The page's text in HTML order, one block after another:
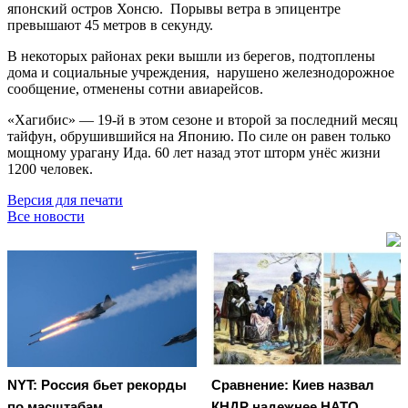
японский остров Хонсю. Порывы ветра в эпицентре
превышают 45 метров в секунду.
В некоторых районах реки вышли из берегов, подтоплены
дома и социальные учреждения, нарушено железнодорожное
сообщение, отменены сотни авиарейсов.
«Хагибис» — 19-й в этом сезоне и второй за последний месяц
тайфун, обрушившийся на Японию. По силе он равен только
мощному урагану Ида. 60 лет назад этот шторм унёс жизни
1200 человек.
Версия для печати
Все новости
NYT: Россия бьет рекорды
Сравнение: Киев назвал